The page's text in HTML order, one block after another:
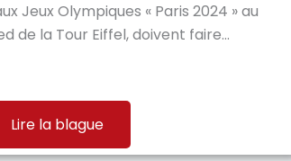
Jeux Olympiques « Paris 2024 » au
de la Tour Eiffel, doivent faire...
Lire la blague